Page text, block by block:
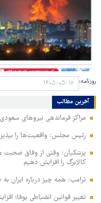
روزنامه:
آخرین مطالب
مراکز فرماندهی نیروهای
رئیس مجلس: واقعیت‌ها را
پزشکیان: وقتی از وفاق صحبت
کالابرگ را افزایش دهیم
ترامپ: همه چیز درباره ایران
تغییر قوانین انضباطی یوفا؛